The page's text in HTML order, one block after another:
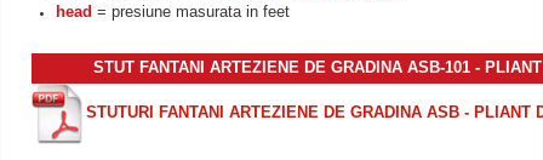
head = presiune masurata in feet
STUT FANTANI ARTEZIENE DE GRADINA ASB-101 -
STUTURI FANTANI ARTEZIENE DE GRADINA ASB - PLIANT